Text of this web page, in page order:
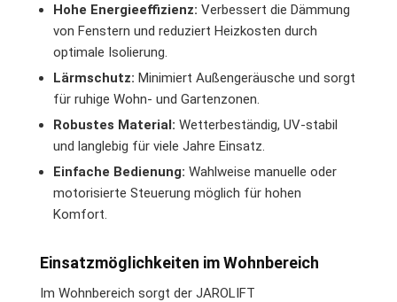
Hohe Energieeffizienz: Verbessert die Dämmung
von Fenstern und reduziert Heizkosten durch
optimale Isolierung.
Lärmschutz: Minimiert Außengeräusche und sorgt
für ruhige Wohn- und Gartenzonen.
Robustes Material: Wetterbeständig, UV-stabil
und langlebig für viele Jahre Einsatz.
Einfache Bedienung: Wahlweise manuelle oder
motorisierte Steuerung möglich für hohen
Komfort.
Einsatzmöglichkeiten im Wohnbereich
Im Wohnbereich sorgt der JAROLIFT